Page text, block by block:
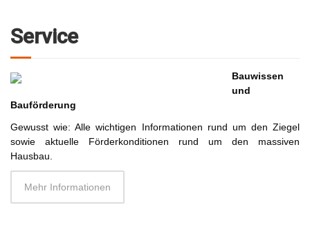
Service
Bauwissen
und
Bauförderung
Gewusst wie: Alle wichtigen Informationen rund um den Ziegel
sowie aktuelle Förderkonditionen rund um den massiven
Hausbau.
Mehr Informationen